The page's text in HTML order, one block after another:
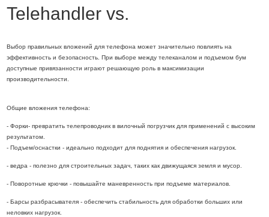
Telehandler vs.
Выбор правильных вложений для телефона может значительно повлиять на
эффективность и безопасность. При выборе между телеканалом и подъемом бум
доступные привязанности играют решающую роль в максимизации
производительности.
Общие вложения телефона:
- Форки- превратить телепроводник в вилочный погрузчик для применений с высоким
результатом.
- Подъем/оснастки - идеально подходит для поднятия и обеспечения нагрузок.
- ведра - полезно для строительных задач, таких как движущаяся земля и мусор.
- Поворотные крючки - повышайте маневренность при подъеме материалов.
- Барсы разбрасывателя - обеспечить стабильность для обработки больших или
неловких нагрузок.